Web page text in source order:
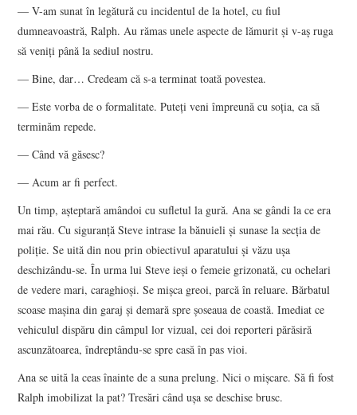
— V-am sunat în legătură cu incidentul de la hotel, cu fiul
dumneavoastră, Ralph. Au rămas unele aspecte de lămurit şi v-aş ruga
să veniţi până la sediul nostru.
— Bine, dar… Credeam că s-a terminat toată povestea.
— Este vorba de o formalitate. Puteţi veni împreună cu soţia, ca să
terminăm repede.
— Când vă găsesc?
— Acum ar fi perfect.
Un timp, aşteptară amândoi cu sufletul la gură. Ana se gândi la ce era
mai rău. Cu siguranţă Steve intrase la bănuieli şi sunase la secţia de
poliţie. Se uită din nou prin obiectivul aparatului şi văzu uşa
deschizându-se. În urma lui Steve ieşi o femeie grizonată, cu ochelari
de vedere mari, caraghioşi. Se mişca greoi, parcă în reluare. Bărbatul
scoase maşina din garaj şi demară spre şoseaua de coastă. Imediat ce
vehiculul dispăru din câmpul lor vizual, cei doi reporteri părăsiră
ascunzătoarea, îndreptându-se spre casă în pas vioi.
Ana se uită la ceas înainte de a suna prelung. Nici o mişcare. Să fi fost
Ralph imobilizat la pat? Tresări când uşa se deschise brusc.